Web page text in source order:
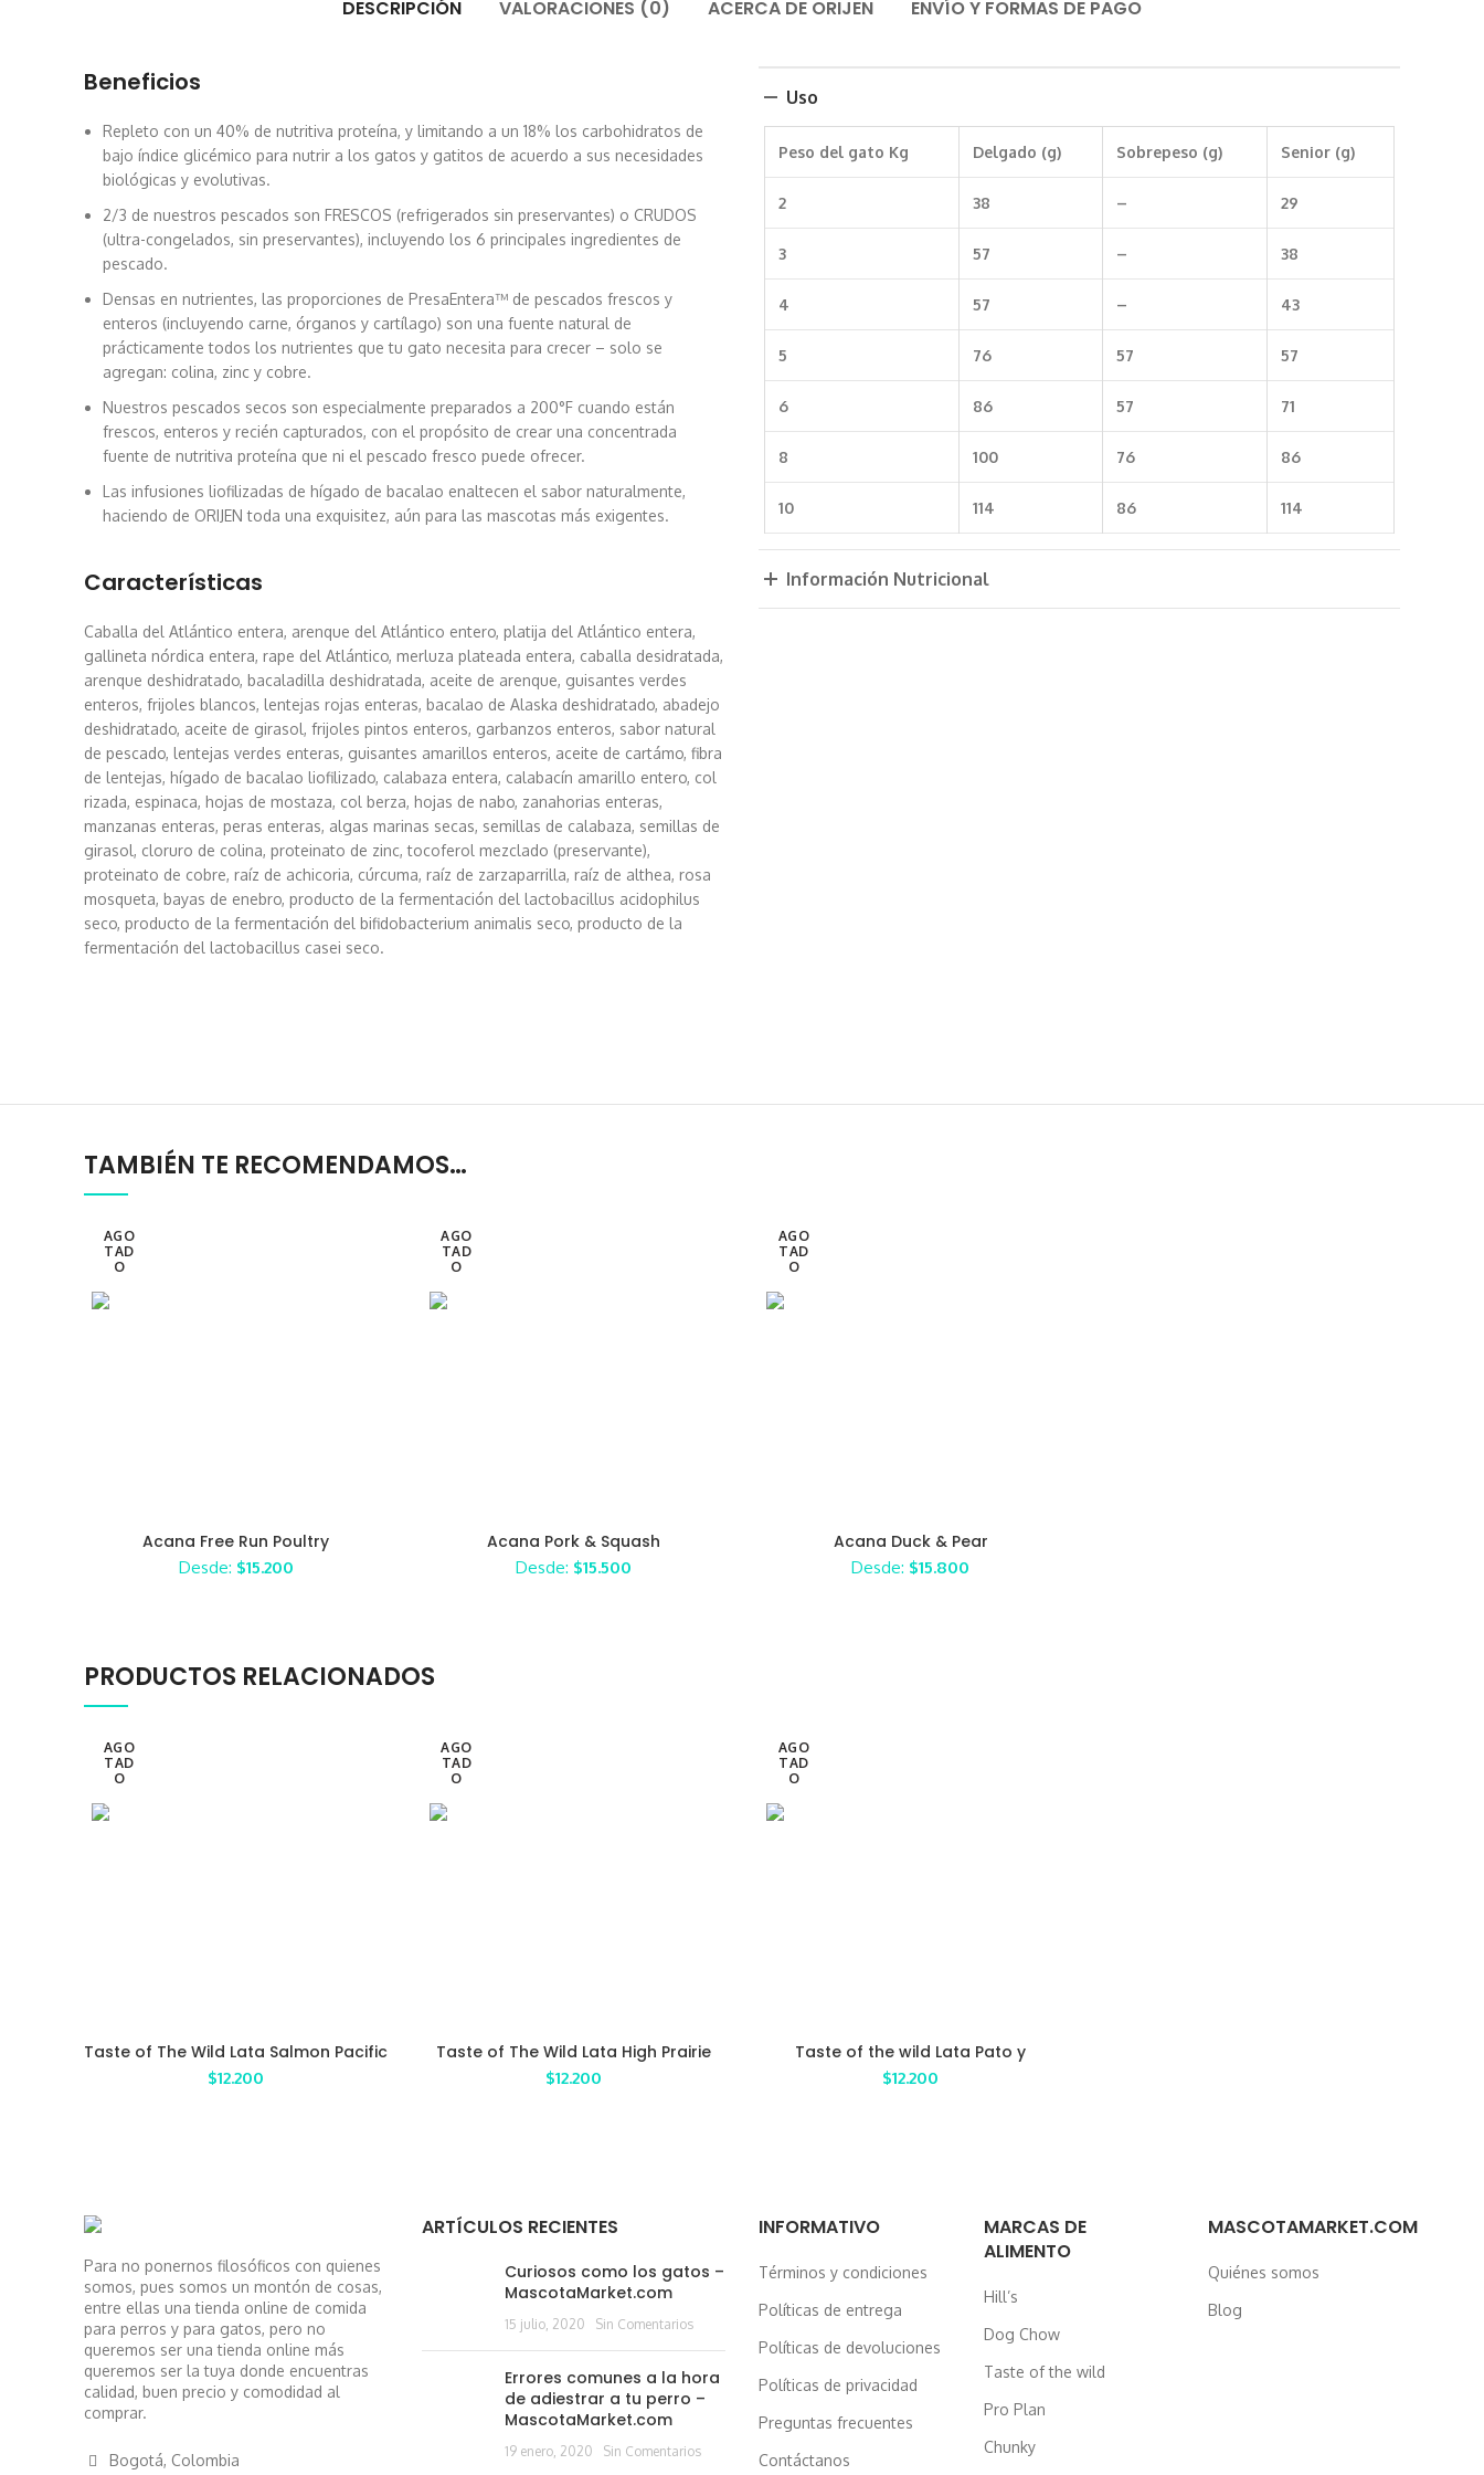
DESCRIPCIÓN VALORACIONES (0) ACERCA DE ORIJEN ENVÍO Y FORMAS DE PAGO
Beneficios
Repleto con un 40% de nutritiva proteína, y limitando a un 18% los carbohidratos de
bajo índice glicémico para nutrir a los gatos y gatitos de acuerdo a sus necesidades
biológicas y evolutivas.
2/3 de nuestros pescados son FRESCOS (refrigerados sin preservantes) o CRUDOS
(ultra-congelados, sin preservantes), incluyendo los 6 principales ingredientes de
pescado.
Densas en nutrientes, las proporciones de PresaEntera™ de pescados frescos y
enteros (incluyendo carne, órganos y cartílago) son una fuente natural de
prácticamente todos los nutrientes que tu gato necesita para crecer – solo se
agregan: colina, zinc y cobre.
Nuestros pescados secos son especialmente preparados a 200°F cuando están
frescos, enteros y recién capturados, con el propósito de crear una concentrada
fuente de nutritiva proteína que ni el pescado fresco puede ofrecer.
Las infusiones liofilizadas de hígado de bacalao enaltecen el sabor naturalmente,
haciendo de ORIJEN toda una exquisitez, aún para las mascotas más exigentes.
Características
Caballa del Atlántico entera, arenque del Atlántico entero, platija del Atlántico entera,
gallineta nórdica entera, rape del Atlántico, merluza plateada entera, caballa desidratada,
arenque deshidratado, bacaladilla deshidratada, aceite de arenque, guisantes verdes
enteros, frijoles blancos, lentejas rojas enteras, bacalao de Alaska deshidratado, abadejo
deshidratado, aceite de girasol, frijoles pintos enteros, garbanzos enteros, sabor natural
de pescado, lentejas verdes enteras, guisantes amarillos enteros, aceite de cartámo, fibra
de lentejas, hígado de bacalao liofilizado, calabaza entera, calabacín amarillo entero, col
rizada, espinaca, hojas de mostaza, col berza, hojas de nabo, zanahorias enteras,
manzanas enteras, peras enteras, algas marinas secas, semillas de calabaza, semillas de
girasol, cloruro de colina, proteinato de zinc, tocoferol mezclado (preservante),
proteinato de cobre, raíz de achicoria, cúrcuma, raíz de zarzaparrilla, raíz de althea, rosa
mosqueta, bayas de enebro, producto de la fermentación del lactobacillus acidophilus
seco, producto de la fermentación del bifidobacterium animalis seco, producto de la
fermentación del lactobacillus casei seco.
Uso
Peso del gato Kg Delgado (g) Sobrepeso (g) Senior (g)
2 38 – 29
3 57 – 38
4 57 – 43
5 76 57 57
6 86 57 71
8 100 76 86
10 114 86 114
Información Nutricional
TAMBIÉN TE RECOMENDAMOS…
AGO
TAD
O
Acana Free Run Poultry
Desde: $15.200
AGO
TAD
O
Acana Pork & Squash
Desde: $15.500
AGO
TAD
O
Acana Duck & Pear
Desde: $15.800
PRODUCTOS RELACIONADOS
AGO
TAD
O
Taste of The Wild Lata Salmon Pacific
Stream 374 gr
$12.200
AGO
TAD
O
Taste of The Wild Lata High Prairie
con Bisonte en Salsa 374 gr
$12.200
AGO
TAD
O
Taste of the wild Lata Pato y
Codorniz Wetlands 374 g
$12.200
Para no ponernos filosóficos con quienes
somos, pues somos un montón de cosas,
entre ellas una tienda online de comida
para perros y para gatos, pero no
queremos ser una tienda online más
queremos ser la tuya donde encuentras
calidad, buen precio y comodidad al
comprar.
Bogotá, Colombia
ARTÍCULOS RECIENTES
Curiosos como los gatos –
MascotaMarket.com
15 julio, 2020 Sin Comentarios
Errores comunes a la hora
de adiestrar a tu perro –
MascotaMarket.com
19 enero, 2020 Sin Comentarios
INFORMATIVO
Términos y condiciones
Políticas de entrega
Políticas de devoluciones
Políticas de privacidad
Preguntas frecuentes
Contáctanos
MARCAS DE
ALIMENTO
Hill’s
Dog Chow
Taste of the wild
Pro Plan
Chunky
MASCOTAMARKET.COM
Quiénes somos
Blog